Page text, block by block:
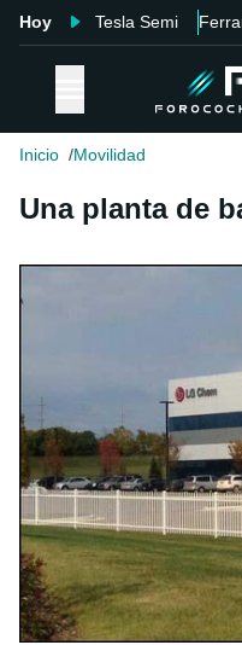
Hoy Tesla Semi
Inicio Movilidad
Una planta de